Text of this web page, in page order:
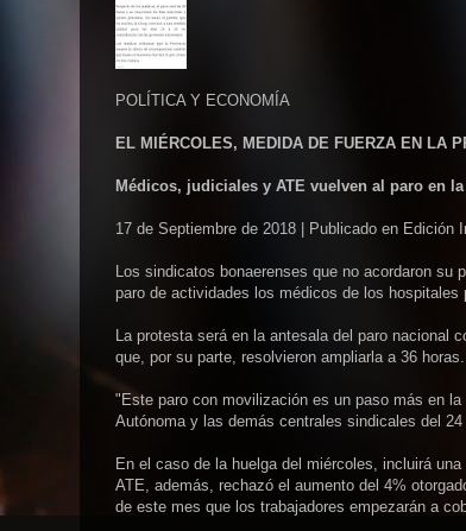
POLÍTICA Y ECONOMÍA
EL MIÉRCOLES, MEDIDA DE FUERZA EN LA
Médicos, judiciales y ATE vuelven al paro en
17 de Septiembre de 2018 | Publicado en Edición
Los sindicatos bonaerenses que no acordaron
paro de actividades los médicos de los
La protesta será en la antesala del paro nacional
que, por su parte, resolvieron ampliarla a 36 horas.
"Este paro con movilización es un paso más en
Autónoma y las demás centrales sindicales del
En el caso de la huelga del miércoles, incluirá
ATE, además, rechazó el aumento del 4%
de este mes que los trabajadores empezarán a